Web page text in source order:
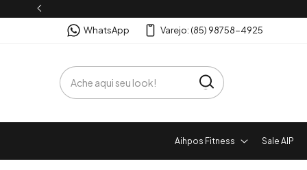
WhatsApp Varejo: (85) 98758-4925
Aihpos Fitness Sale AIP